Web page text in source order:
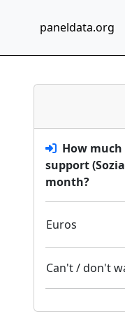
paneldata.org
How
support
month?
Euros
Can't / don't